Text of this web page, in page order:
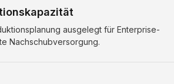
ausgelegt für Enterprise-
Nachschubversorgung.